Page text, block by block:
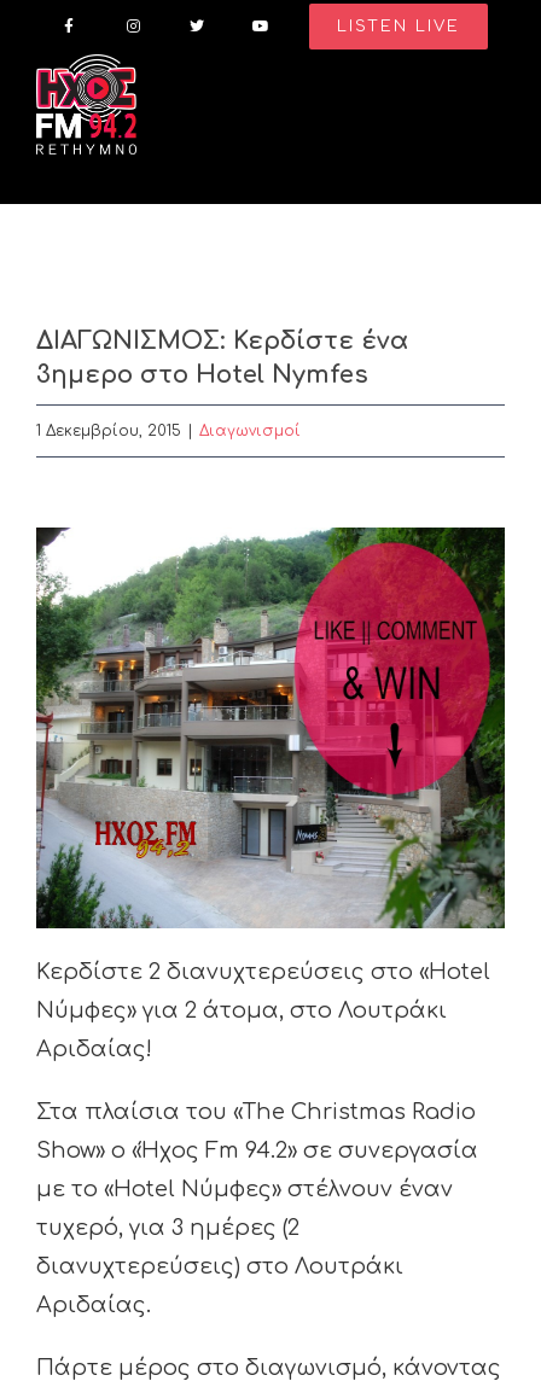
content
LISTEN LIVE
ΔΙΑΓΩΝΙΣΜΟΣ: Κερδίστε ένα
3ημερο στο Hotel Nymfes
1 Δεκεμβρίου, 2015 | Διαγωνισμοί
Larger
Image
Κερδίστε 2 διανυχτερεύσεις στο «Hotel
Νύμφες» για 2 άτομα, στο Λουτράκι
Αριδαίας!
Στα πλαίσια του «The Christmas Radio
Show» ο «Ήχος Fm 94.2» σε συνεργασία
με το «Hotel Νύμφες» στέλνουν έναν
τυχερό, για 3 ημέρες (2
διανυχτερεύσεις) στο Λουτράκι
Αριδαίας.
Πάρτε μέρος στο διαγωνισμό, κάνοντας